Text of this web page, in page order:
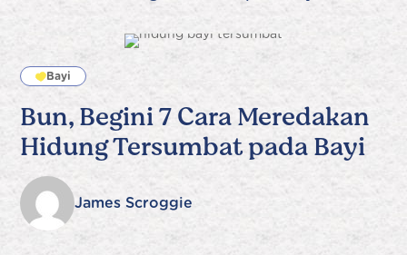
Bayi
Bun, Begini 7 Cara Meredakan
Hidung Tersumbat pada Bayi
James Scroggie